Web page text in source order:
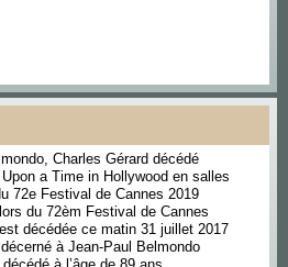
Charles Gérard décédé
a Time in Hollywood en salles
72e Festival de Cannes 2019
du 72èm Festival de Cannes
décédée ce matin 31 juillet 2017
à Jean-Paul Belmondo